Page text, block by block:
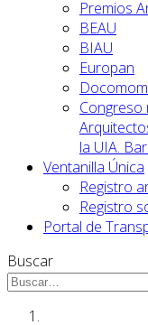
Premios
BEAU
BIAU
Europan
Congreso
la UIA.
Ventanilla Única
Registro
Registro
Portal de
Buscar